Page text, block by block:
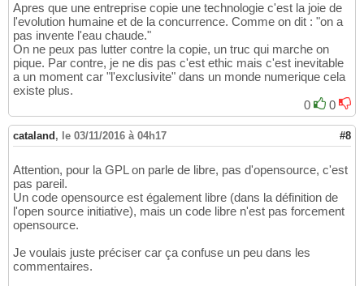
Apres que une entreprise copie une technologie c'est la joie de
l'evolution humaine et de la concurrence. Comme on dit : "on a
pas invente l'eau chaude."
On ne peux pas lutter contre la copie, un truc qui marche on
pique. Par contre, je ne dis pas c'est ethic mais c'est inevitable
a un moment car "l'exclusivite" dans un monde numerique cela
existe plus.
0
0
cataland , le 03/11/2016 à 04h17 #8
Attention, pour la GPL on parle de libre, pas d'opensource, c'est
pas pareil.
Un code opensource est également libre (dans la définition de
l'open source initiative), mais un code libre n'est pas forcement
opensource.
Je voulais juste préciser car ça confuse un peu dans les
commentaires.